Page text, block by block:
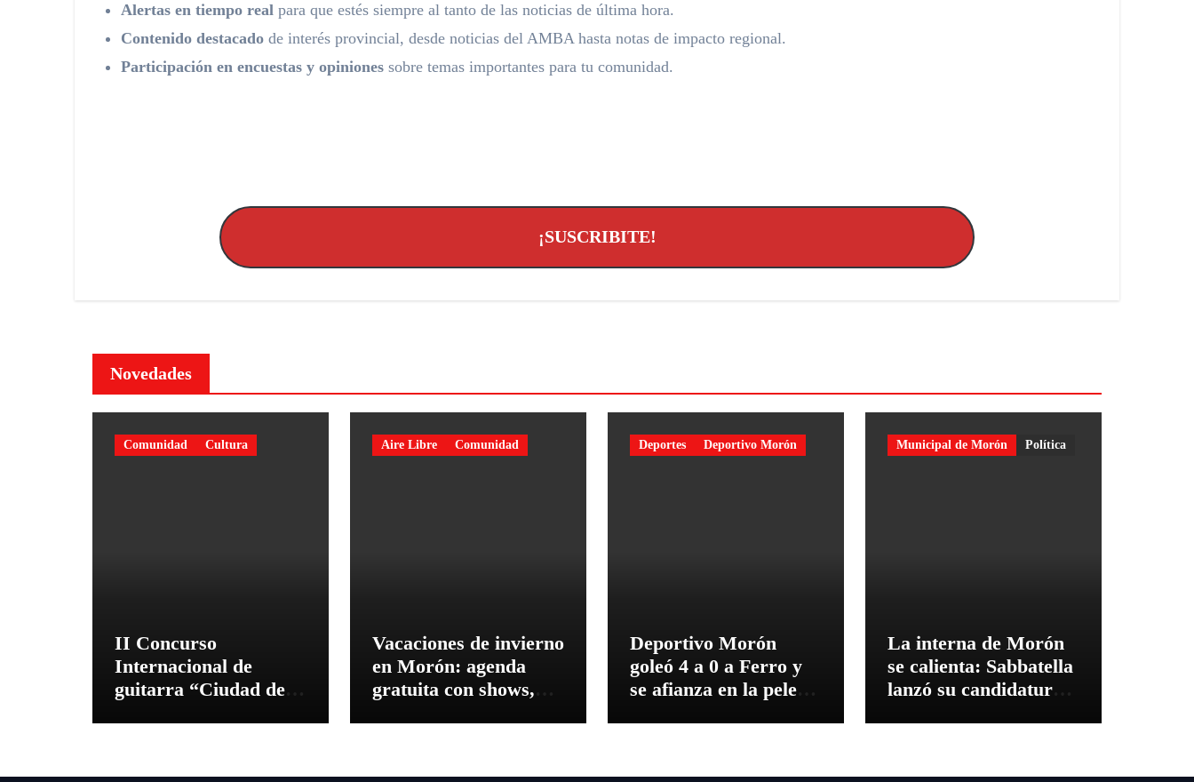
Alertas en tiempo real para que estés siempre al tanto de las noticias de última hora.
Contenido destacado de interés provincial, desde noticias del AMBA hasta notas de impacto regional.
Participación en encuestas y opiniones sobre temas importantes para tu comunidad.
¡SUSCRIBITE!
Novedades
Comunidad Cultura
II Concurso
Internacional de
guitarra “Ciudad de
Aire Libre Comunidad
Vacaciones de invierno
en Morón: agenda
gratuita con shows,
Deportes Deportivo Morón
Deportivo Morón
goleó 4 a 0 a Ferro y
se afianza en la pelea
Municipal de Morón Política
La interna de Morón
se calienta: Sabbatella
lanzó su candidatura y